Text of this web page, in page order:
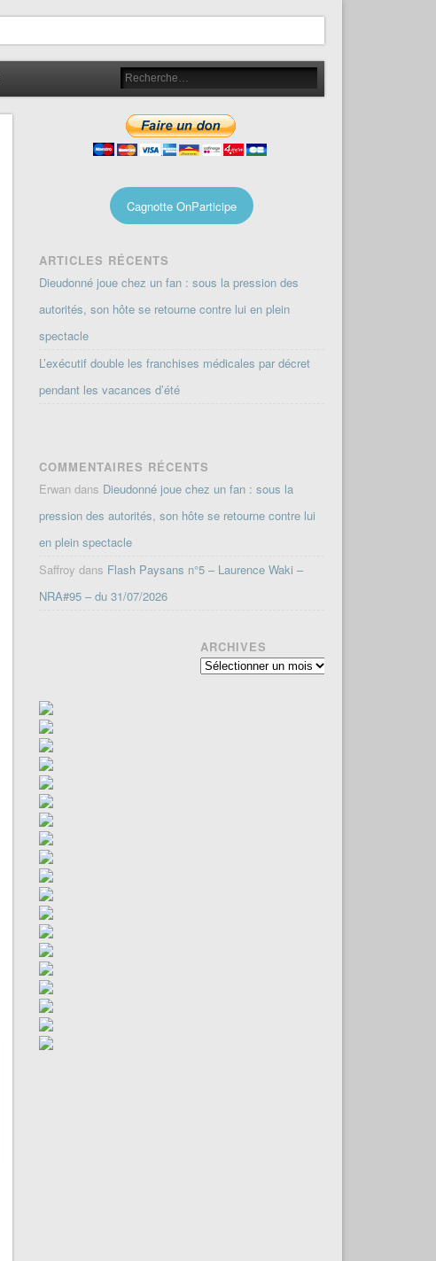
Cagnotte OnParticipe
ARTICLES RÉCENTS
Dieudonné joue chez un fan : sous la pression des
autorités, son hôte se retourne contre lui en plein
spectacle
L’exécutif double les franchises médicales par décret
pendant les vacances d’été
COMMENTAIRES RÉCENTS
Erwan dans Dieudonné joue chez un fan : sous la
pression des autorités, son hôte se retourne contre lui
en plein spectacle
Saffroy dans Flash Paysans n°5 – Laurence Waki –
NRA#95 – du 31/07/2026
ARCHIVES
Archives